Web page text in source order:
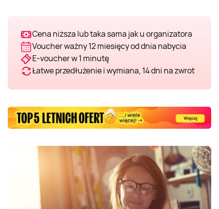
Cena niższa lub taka sama jak u organizatora
Voucher ważny 12 miesięcy od dnia nabycia
E-voucher w 1 minutę
Łatwe przedłużenie i wymiana, 14 dni na zwrot